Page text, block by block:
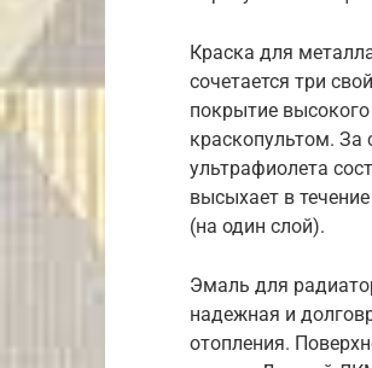
Краска для
сочетается три
покрытие
краскопультом. За
ультрафиолета
высыхает в
(на один слой).
Эмаль для
надежная и
отопления.